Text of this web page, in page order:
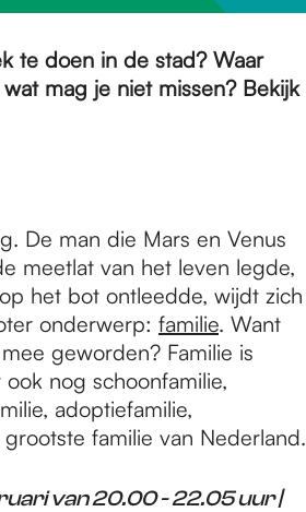
m
p
a
g
e
te doen in de stad? Waar
mag je niet missen? Bekijk
De man die Mars en Venus
meetlat van het leven legde,
het bot ontleedde, wijdt zich
onderwerp: familie. Want
geworden? Familie is
nog schoonfamilie,
adoptiefamilie,
familie van Nederland.
van 20.00 - 22.05 uur |